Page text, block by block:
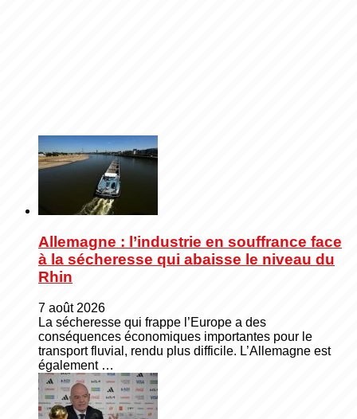
Allemagne : l’industrie en souffrance face
à la sécheresse qui abaisse le niveau du
Rhin
7 août 2026
La sécheresse qui frappe l’Europe a des
conséquences économiques importantes pour le
transport fluvial, rendu plus difficile. L’Allemagne est
également …